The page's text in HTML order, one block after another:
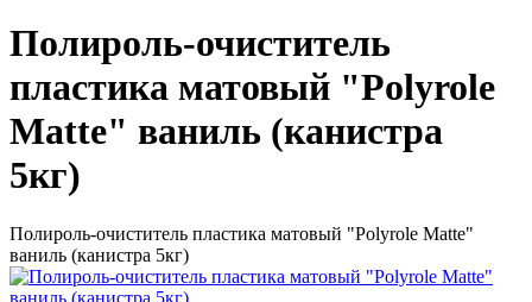
Полироль-очиститель
пластика матовый "Polyrole
Matte" ваниль (канистра
5кг)
Полироль-очиститель пластика матовый "Polyrole Matte"
ваниль (канистра 5кг)